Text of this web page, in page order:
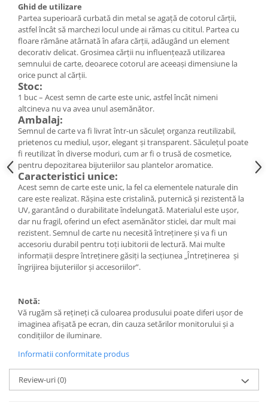
Cercei
Set bijuterii
Brățară
Bijuterii fără metal
Brățară
Bijuterii - Alte
Suport bijuterii
Semn de carte
Accesorii
Produse personalizate (mărturii)
Produse zero waste
Săculeț de depozitare pentru pâine
Ambalaj cu ceară de albine pentru
alimente
Șervețel ecologic pentru sandiș
Săculeț pentru ronțăieli
Dischete cosmetice
Prosop de bucătărie "NU-hârtie"
Suport pentru tacâmuri de
călătorie
Sac reutilizabil pentru fructe și
legume
Card cadou
Accesorii tricotate
Ghid de utilizare
Partea superioară curbată din metal se agață de cotorul cărții,
astfel încât să marchezi locul unde ai rămas cu cititul. Partea cu
floare rămâne atârnată în afara cărții, adăugând un element
decorativ delicat. Grosimea cărții nu influențează utilizarea
semnului de carte, deoarece cotorul are aceeași dimensiune la
orice punct al cărții.
Stoc:
1 buc – Acest semn de carte este unic, astfel încât nimeni
altcineva nu va avea unul asemănător.
Ambalaj:
Semnul de carte va fi livrat într-un săculeț organza reutilizabil,
prietenos cu mediul, ușor, elegant și transparent. Săculețul poate
fi reutilizat în diverse moduri, cum ar fi o trusă de cosmetice,
pentru depozitarea bijuteriilor sau plantelor aromatice.
Caracteristici unice:
Acest semn de carte este unic, la fel ca elementele naturale din
care este realizat. Rășina este cristalină, puternică și rezistentă la
UV, garantând o durabilitate îndelungată. Materialul este ușor,
dar nu fragil, oferind un efect asemănător sticlei, dar mult mai
rezistent. Semnul de carte nu necesită întreținere și va fi un
accesoriu durabil pentru toți iubitorii de lectură. Mai multe
informații despre întreținere găsiți la secțiunea „Întreținerea și
îngrijirea bijuteriilor și accesoriilor”.
Notă:
Vă rugăm să rețineți că culoarea produsului poate diferi ușor de
imaginea afișată pe ecran, din cauza setărilor monitorului și a
condițiilor de iluminare.
Informatii conformitate produs
Review-uri(0)